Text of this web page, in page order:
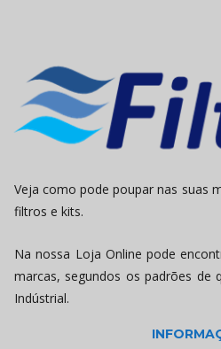
Veja como pode poupar nas suas
filtros e kits.
Na nossa Loja Online pode
marcas, segundos os padrões de
Indústrial.